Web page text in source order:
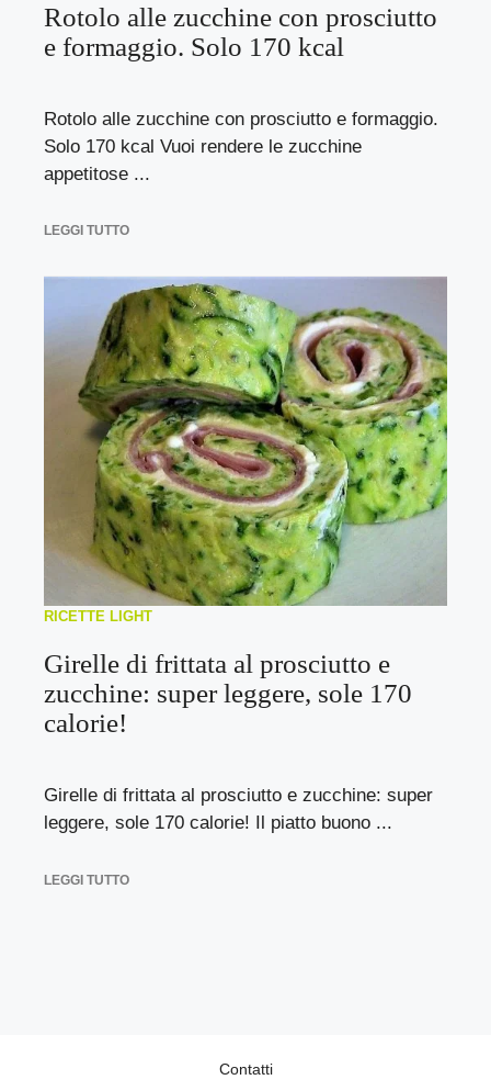
Rotolo alle zucchine con prosciutto
e formaggio. Solo 170 kcal
Rotolo alle zucchine con prosciutto e formaggio.
Solo 170 kcal Vuoi rendere le zucchine
appetitose ...
LEGGI TUTTO
RICETTE LIGHT
Girelle di frittata al prosciutto e
zucchine: super leggere, sole 170
calorie!
Girelle di frittata al prosciutto e zucchine: super
leggere, sole 170 calorie! Il piatto buono ...
LEGGI TUTTO
Contatti